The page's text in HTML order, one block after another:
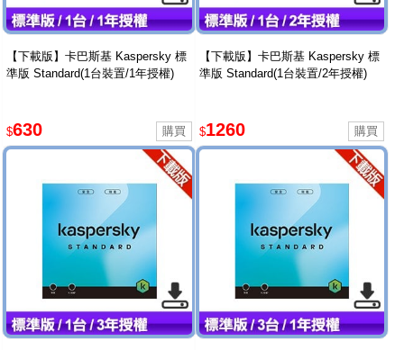
【下載版】卡巴斯基 Kaspersky 標
準版 Standard(1台裝置/1年授權)
$630
【下載版】卡巴斯基 Kaspersky 標
準版 Standard(1台裝置/2年授權)
$1260